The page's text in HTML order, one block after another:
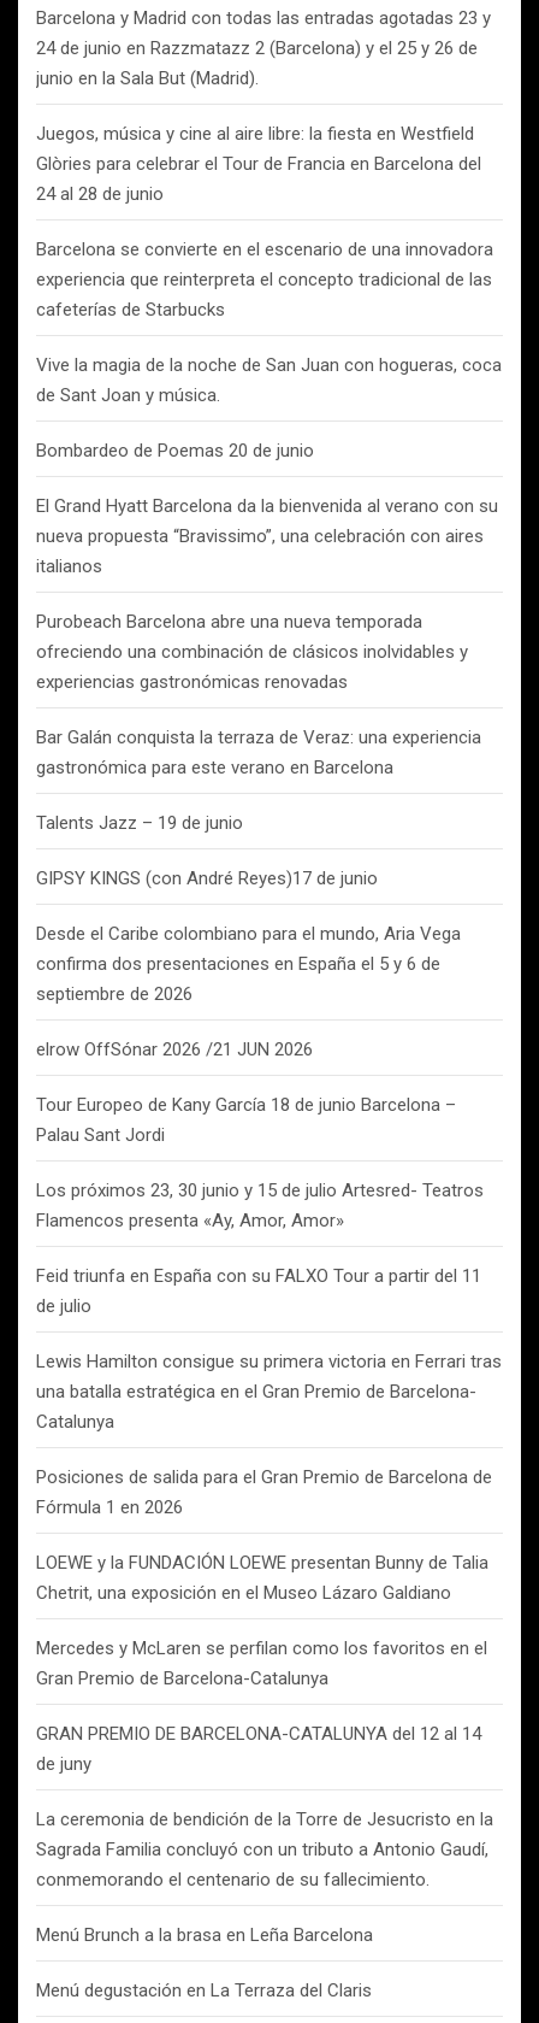
Barcelona y Madrid con todas las entradas agotadas 23 y
24 de junio en Razzmatazz 2 (Barcelona) y el 25 y 26 de
junio en la Sala But (Madrid).
Juegos, música y cine al aire libre: la fiesta en Westfield
Glòries para celebrar el Tour de Francia en Barcelona del
24 al 28 de junio
Barcelona se convierte en el escenario de una innovadora
experiencia que reinterpreta el concepto tradicional de las
cafeterías de Starbucks
Vive la magia de la noche de San Juan con hogueras, coca
de Sant Joan y música.
Bombardeo de Poemas 20 de junio
El Grand Hyatt Barcelona da la bienvenida al verano con su
nueva propuesta “Bravissimo”, una celebración con aires
italianos
Purobeach Barcelona abre una nueva temporada
ofreciendo una combinación de clásicos inolvidables y
experiencias gastronómicas renovadas
Bar Galán conquista la terraza de Veraz: una experiencia
gastronómica para este verano en Barcelona
Talents Jazz – 19 de junio
GIPSY KINGS (con André Reyes)17 de junio
Desde el Caribe colombiano para el mundo, Aria Vega
confirma dos presentaciones en España el 5 y 6 de
septiembre de 2026
elrow OffSónar 2026 /21 JUN 2026
Tour Europeo de Kany García 18 de junio Barcelona –
Palau Sant Jordi
Los próximos 23, 30 junio y 15 de julio Artesred- Teatros
Flamencos presenta «Ay, Amor, Amor»
Feid triunfa en España con su FALXO Tour a partir del 11
de julio
Lewis Hamilton consigue su primera victoria en Ferrari tras
una batalla estratégica en el Gran Premio de Barcelona-
Catalunya
Posiciones de salida para el Gran Premio de Barcelona de
Fórmula 1 en 2026
LOEWE y la FUNDACIÓN LOEWE presentan Bunny de Talia
Chetrit, una exposición en el Museo Lázaro Galdiano
Mercedes y McLaren se perfilan como los favoritos en el
Gran Premio de Barcelona-Catalunya
GRAN PREMIO DE BARCELONA-CATALUNYA del 12 al 14
de juny
La ceremonia de bendición de la Torre de Jesucristo en la
Sagrada Familia concluyó con un tributo a Antonio Gaudí,
conmemorando el centenario de su fallecimiento.
Menú Brunch a la brasa en Leña Barcelona
Menú degustación en La Terraza del Claris